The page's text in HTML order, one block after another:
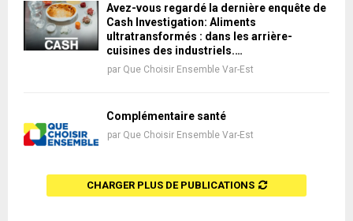
Avez-vous regardé la dernière enquête de
Cash Investigation: Aliments
ultratransformés : dans les arrière-
cuisines des industriels.…
par Que Choisir Ensemble Var-Est
Complémentaire santé
par Que Choisir Ensemble Var-Est
CHARGER PLUS DE PUBLICATIONS